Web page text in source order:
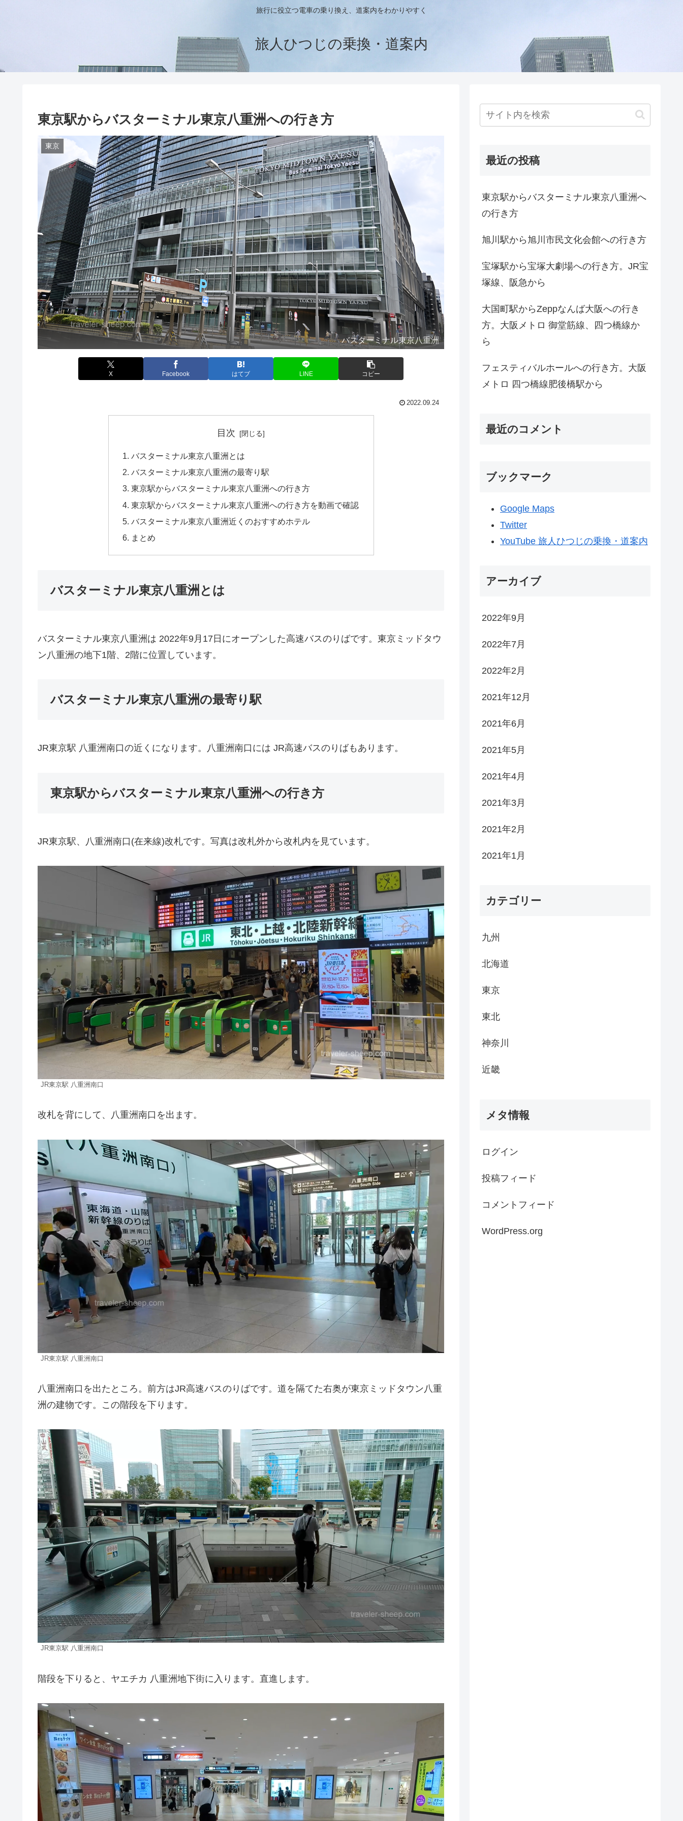
旅行に役立つ電車の乗り換え、道案内をわかりやすく
旅人ひつじの乗換・道案内
東京駅からバスターミナル東京八重洲への行き方
東京
バスターミナル東京八重洲
X Facebook はてブ LINE コピー
2022.09.24
目次
バスターミナル東京八重洲とは
バスターミナル東京八重洲の最寄り駅
東京駅からバスターミナル東京八重洲への行き方
東京駅からバスターミナル東京八重洲への行き方を動画で確認
バスターミナル東京八重洲近くのおすすめホテル
まとめ
バスターミナル東京八重洲とは
バスターミナル東京八重洲は 2022年9月17日にオープンした高速バスのりばです。東京ミッドタウ
ン八重洲の地下1階、2階に位置しています。
バスターミナル東京八重洲の最寄り駅
JR東京駅 八重洲南口の近くになります。八重洲南口には JR高速バスのりばもあります。
東京駅からバスターミナル東京八重洲への行き方
JR東京駅、八重洲南口(在来線)改札です。写真は改札外から改札内を見ています。
JR東京駅 八重洲南口
改札を背にして、八重洲南口を出ます。
JR東京駅 八重洲南口
八重洲南口を出たところ。前方はJR高速バスのりばです。道を隔てた右奥が東京ミッドタウン八重
洲の建物です。この階段を下ります。
JR東京駅 八重洲南口
階段を下りると、ヤエチカ 八重洲地下街に入ります。直進します。
最近の投稿
東京駅からバスターミナル東京八重洲へ
の行き方
旭川駅から旭川市民文化会館への行き方
宝塚駅から宝塚大劇場への行き方。JR宝
塚線、阪急から
大国町駅からZeppなんば大阪への行き
方。大阪メトロ 御堂筋線、四つ橋線か
ら
フェスティバルホールへの行き方。大阪
メトロ 四つ橋線肥後橋駅から
最近のコメント
ブックマーク
Google Maps
Twitter
YouTube 旅人ひつじの乗換・道案内
アーカイブ
2022年9月
2022年7月
2022年2月
2021年12月
2021年6月
2021年5月
2021年4月
2021年3月
2021年2月
2021年1月
カテゴリー
九州
北海道
東京
東北
神奈川
近畿
メタ情報
ログイン
投稿フィード
コメントフィード
WordPress.org